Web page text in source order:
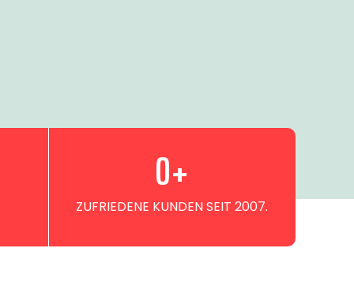
ZUFRIEDENE KUNDEN SEIT 2007.
0+